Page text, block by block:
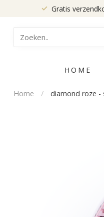
Gratis
HOME
Home / diamond roze -